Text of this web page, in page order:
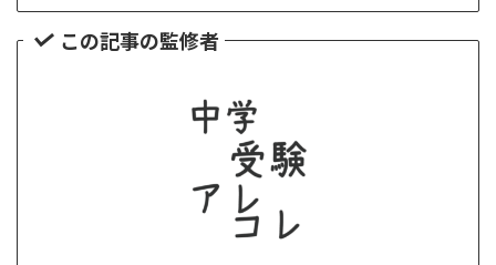
この記事の監修者